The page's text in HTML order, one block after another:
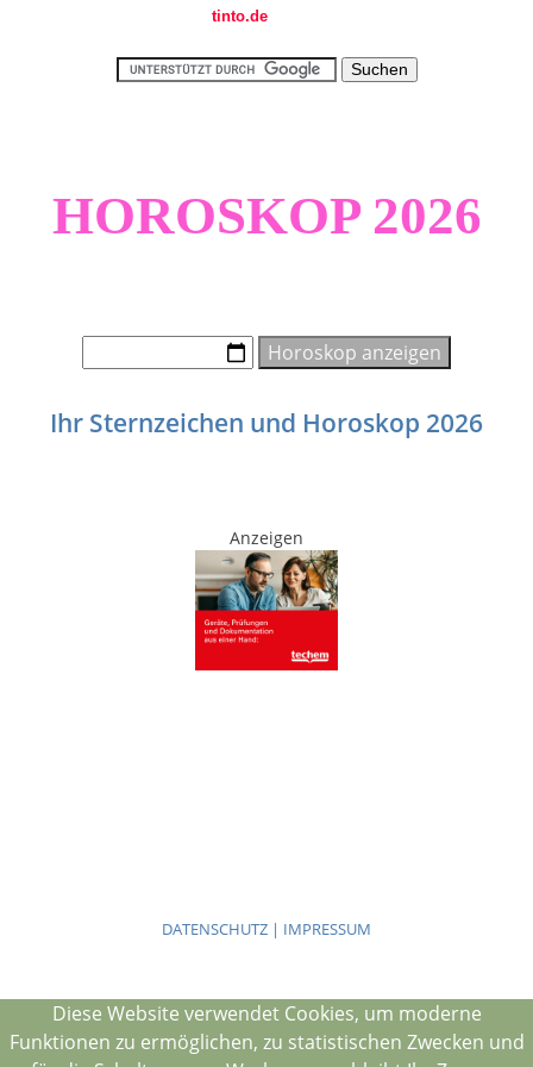
tinto.de
HOROSKOP 2026
Ihr Sternzeichen und Horoskop 2026
Anzeigen
DATENSCHUTZ | IMPRESSUM
Diese Website verwendet Cookies, um moderne
Funktionen zu ermöglichen, zu statistischen Zwecken und